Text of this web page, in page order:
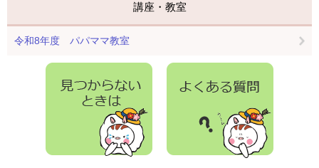
講座・教室
令和8年度 パパママ教室